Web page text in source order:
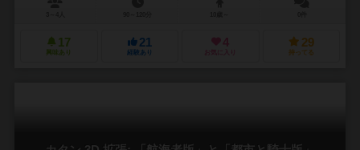
17
興味あり
21
経験あり
4
お気に入り
29
持ってる